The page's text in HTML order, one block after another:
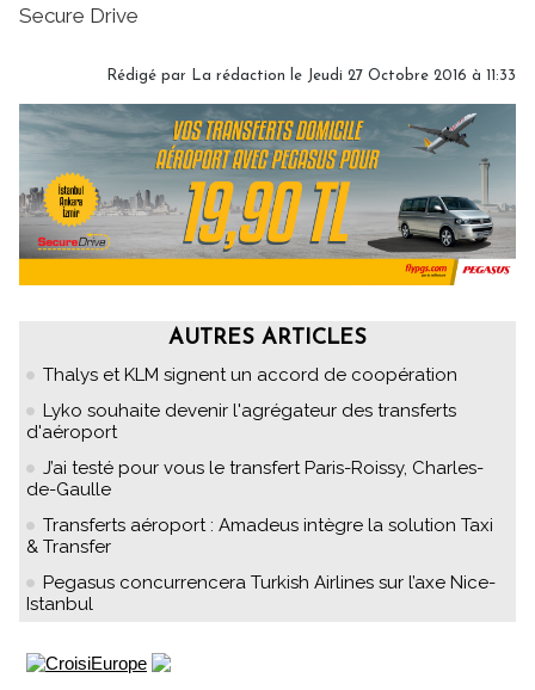
Secure Drive
Rédigé par La rédaction le Jeudi 27 Octobre 2016 à 11:33
AUTRES ARTICLES
Thalys et KLM signent un accord de coopération
Lyko souhaite devenir l'agrégateur des transferts
d'aéroport
J’ai testé pour vous le transfert Paris-Roissy, Charles-
de-Gaulle
Transferts aéroport : Amadeus intègre la solution Taxi
& Transfer
Pegasus concurrencera Turkish Airlines sur l’axe Nice-
Istanbul